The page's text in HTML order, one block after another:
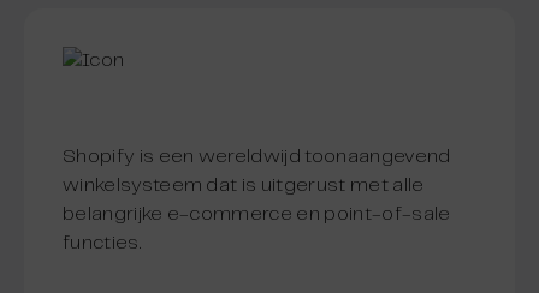
Shopify is een wereldwijd toonaangevend
winkelsysteem dat is uitgerust met alle
belangrijke e-commerce en point-of-sale
functies.